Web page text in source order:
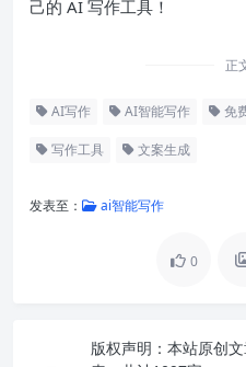
己的 AI 写作工具！
正
AI写作 AI智能写作 免
写作工具 文案生成
发表至： ai智能写作
0
版权声明： 本站原创